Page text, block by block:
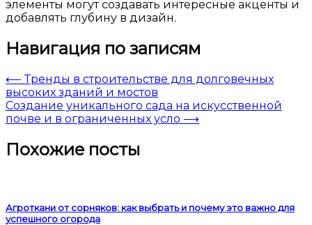
элементы могут создавать интересные акценты и
добавлять глубину в дизайн.
Навигация по записям
⟵ Тренды в строительстве для долговечных
высоких зданий и мостов
Создание уникального сада на искусственной
почве и в ограниченных усло ⟶
Похожие посты
Агроткани от сорняков: как выбрать и почему это важно для
успешного огорода